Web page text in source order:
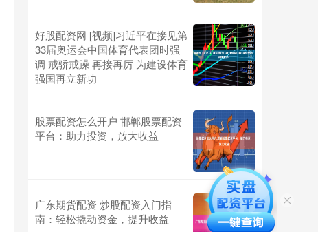
好股配资网 [视频]习近平在接见第
33届奥运会中国体育代表团时强
调 戒骄戒躁 再接再厉 为建设体育
强国再立新功
股票配资怎么开户 邯郸股票配资
平台：助力投资，放大收益
广东期货配资 炒股配资入门指
南：轻松撬动资金，提升收益